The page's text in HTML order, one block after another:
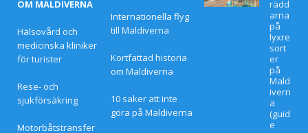
ar
för
OM MALDIVERNA
Hälsovård och
medicinska kliniker
för turister
Rese- och
sjukförsäkring
Motorbåtstransfer
Internationella flyg
till Maldiverna
Kortfattad historia
om Maldiverna
10 saker att inte
göra på Maldiverna
rädd
arna
på
lyxre
sort
er
på
Mald
ivern
a
(guid
e